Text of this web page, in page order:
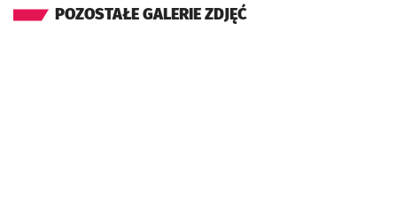
POZOSTAŁE GALERIE ZDJĘĆ